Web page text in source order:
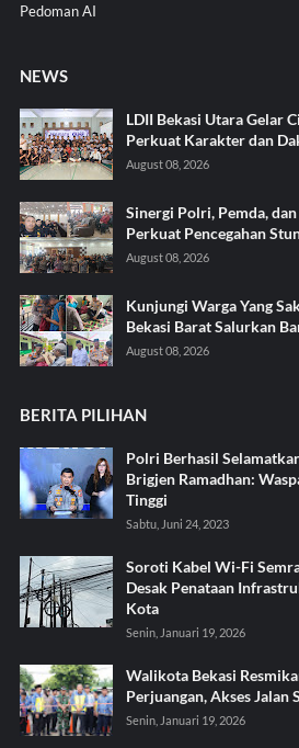
Pedoman AI
NEWS
LDII Bekasi Utara Gelar
Perkuat Karakter dan
August 08, 2026
Sinergi Polri, Pemda,
Perkuat Pencegahan
August 08, 2026
Kunjungi Warga Yang
Bekasi Barat Salurkan
August 08, 2026
BERITA PILIHAN
Polri Berhasil
Brigjen Ramadhan:
Tinggi
Sabtu, Juni 24, 2023
Soroti Kabel Wi-Fi
Desak Penataan
Kota
Senin, Januari 19, 2026
Walikota Bekasi
Perjuangan, Akses Jalan
Senin, Januari 19, 2026